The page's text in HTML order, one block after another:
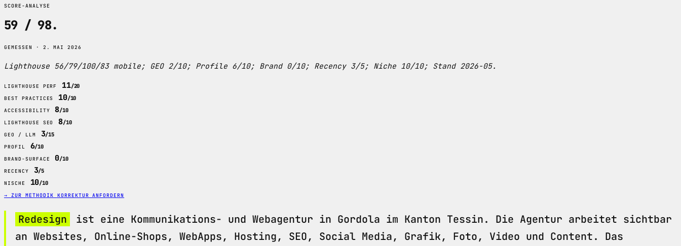
SCORE-ANALYSE
59 / 98.
GEMESSEN · 2. MAI 2026
Lighthouse 56/79/100/83 mobile; GEO 2/10; Profile 6/10; Brand 0/10; Recency 3/5; Niche 10/10; Stand 2026-05.
LIGHTHOUSE PERF 11/20
BEST PRACTICES 10/10
ACCESSIBILITY 8/10
LIGHTHOUSE SEO 8/10
GEO / LLM 3/15
PROFIL 6/10
BRAND-SURFACE 0/10
RECENCY 3/5
NISCHE 10/10
→ ZUR METHODIK KORREKTUR ANFORDERN
Redesign
ist eine Kommunikations- und Webagentur in Gordola im Kanton Tessin. Die Agentur arbeitet sichtbar
an Websites, Online-Shops, WebApps, Hosting, SEO, Social Media, Grafik, Foto, Video und Content. Das